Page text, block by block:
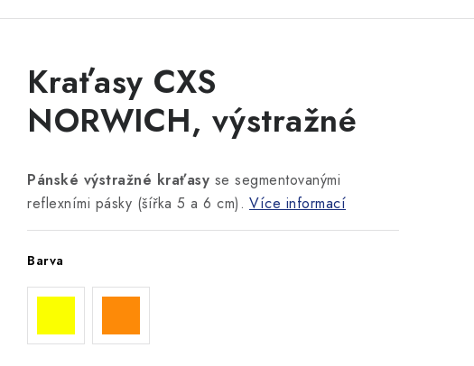
Kraťasy CXS
NORWICH, výstražné
Pánské výstražné kraťasy se segmentovanými
reflexními pásky (šířka 5 a 6 cm). Více informací
Barva